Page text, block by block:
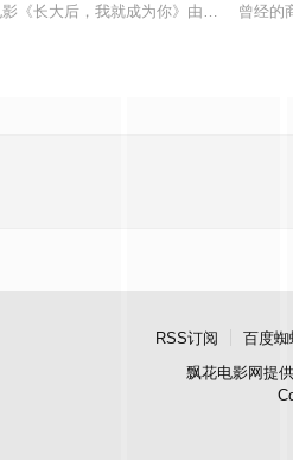
服种种困难，组建乐队追求自己的音乐
影《长大后，我就成为你》由中共四川省
曾经的
RSS订阅 百度蜘
飘花电影网提